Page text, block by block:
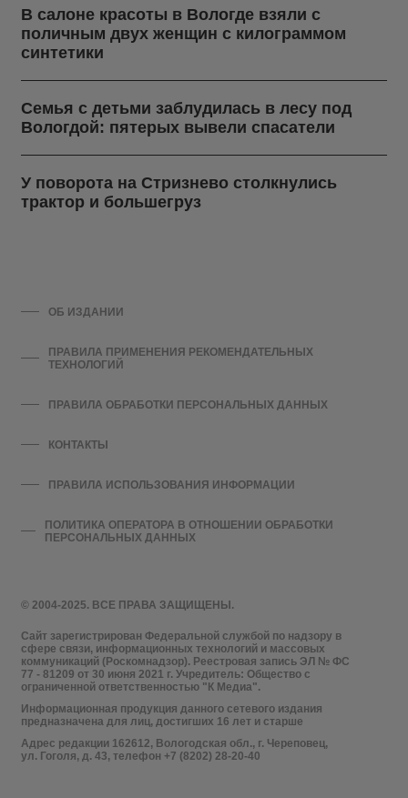
В салоне красоты в Вологде взяли с
поличным двух женщин с килограммом
синтетики
Семья с детьми заблудилась в лесу под
Вологдой: пятерых вывели спасатели
У поворота на Стризнево столкнулись
трактор и большегруз
© 2004-2025. ВСЕ ПРАВА ЗАЩИЩЕНЫ.
Сайт зарегистрирован Федеральной службой по надзору в
сфере связи, информационных технологий и массовых
коммуникаций (Роскомнадзор). Реестровая запись ЭЛ № ФС
77 - 81209 от 30 июня 2021 г. Учредитель: Общество с
ограниченной ответственностью "К Медиа".
Информационная продукция данного сетевого издания
предназначена для лиц, достигших 16 лет и старше
Адрес редакции 162612, Вологодская обл., г. Череповец,
ул. Гоголя, д. 43, телефон +7 (8202) 28-20-40
ОБ ИЗДАНИИ
ПРАВИЛА ПРИМЕНЕНИЯ РЕКОМЕНДАТЕЛЬНЫХ
ТЕХНОЛОГИЙ
ПРАВИЛА ОБРАБОТКИ ПЕРСОНАЛЬНЫХ ДАННЫХ
КОНТАКТЫ
ПРАВИЛА ИСПОЛЬЗОВАНИЯ ИНФОРМАЦИИ
ПОЛИТИКА ОПЕРАТОРА В ОТНОШЕНИИ ОБРАБОТКИ
ПЕРСОНАЛЬНЫХ ДАННЫХ